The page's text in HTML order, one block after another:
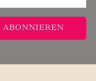
ABONNIEREN